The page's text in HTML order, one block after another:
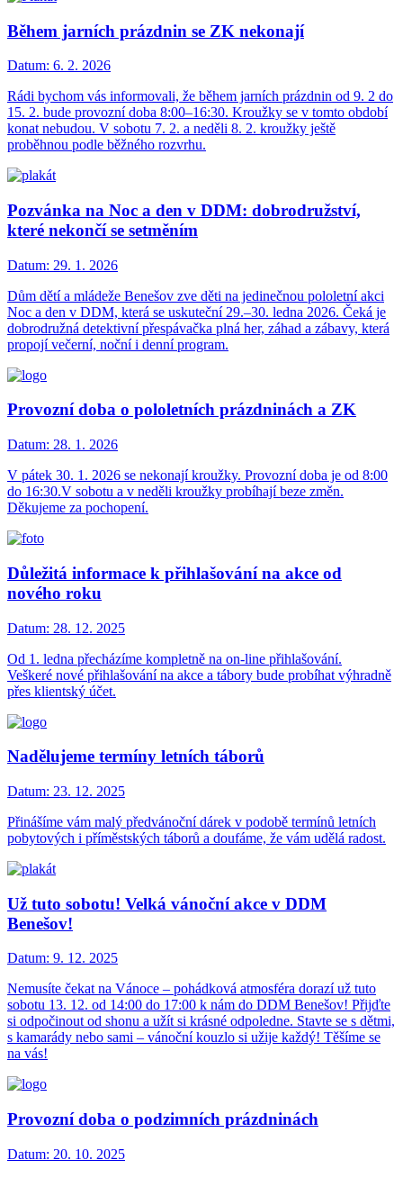
Během jarních prázdnin se ZK nekonají
Datum: 6. 2. 2026
Rádi bychom vás informovali, že během jarních prázdnin od 9. 2 do
15. 2. bude provozní doba 8:00–16:30. Kroužky se v tomto období
konat nebudou. V sobotu 7. 2. a neděli 8. 2. kroužky ještě
proběhnou podle běžného rozvrhu.
Pozvánka na Noc a den v DDM: dobrodružství,
které nekončí se setměním
Datum: 29. 1. 2026
Dům dětí a mládeže Benešov zve děti na jedinečnou pololetní akci
Noc a den v DDM, která se uskuteční 29.–30. ledna 2026. Čeká je
dobrodružná detektivní přespávačka plná her, záhad a zábavy, která
propojí večerní, noční i denní program.
Provozní doba o pololetních prázdninách a ZK
Datum: 28. 1. 2026
V pátek 30. 1. 2026 se nekonají kroužky. Provozní doba je od 8:00
do 16:30.V sobotu a v neděli kroužky probíhají beze změn.
Děkujeme za pochopení.
Důležitá informace k přihlašování na akce od
nového roku
Datum: 28. 12. 2025
Od 1. ledna přecházíme kompletně na on-line přihlašování.
Veškeré nové přihlašování na akce a tábory bude probíhat výhradně
přes klientský účet.
Nadělujeme termíny letních táborů
Datum: 23. 12. 2025
Přinášíme vám malý předvánoční dárek v podobě termínů letních
pobytových i příměstských táborů a doufáme, že vám udělá radost.
Už tuto sobotu! Velká vánoční akce v DDM
Benešov!
Datum: 9. 12. 2025
Nemusíte čekat na Vánoce – pohádková atmosféra dorazí už tuto
sobotu 13. 12. od 14:00 do 17:00 k nám do DDM Benešov! Přijďte
si odpočinout od shonu a užít si krásné odpoledne. Stavte se s dětmi,
s kamarády nebo sami – vánoční kouzlo si užije každý! Těšíme se
na vás!
Provozní doba o podzimních prázdninách
Datum: 20. 10. 2025